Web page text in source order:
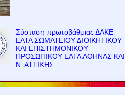
Σύσταση πρωτοβάθμιας ΔΑΚΕ-
ΕΛΤΑ ΣΩΜΑΤΕΙΟΥ ΔΙΟΙΚΗΤΙΚΟΥ
ΚΑΙ ΕΠΙΣΤΗΜΟΝΙΚΟΥ
ΠΡΟΣΩΠΙΚΟΥ ΕΛΤΑ ΑΘΗΝΑΣ ΚΑΙ
Ν. ΑΤΤΙΚΗΣ